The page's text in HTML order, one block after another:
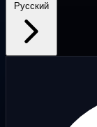
Русский